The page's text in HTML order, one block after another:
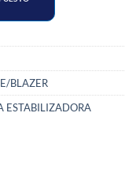
BLAZER
ESTABILIZADORA